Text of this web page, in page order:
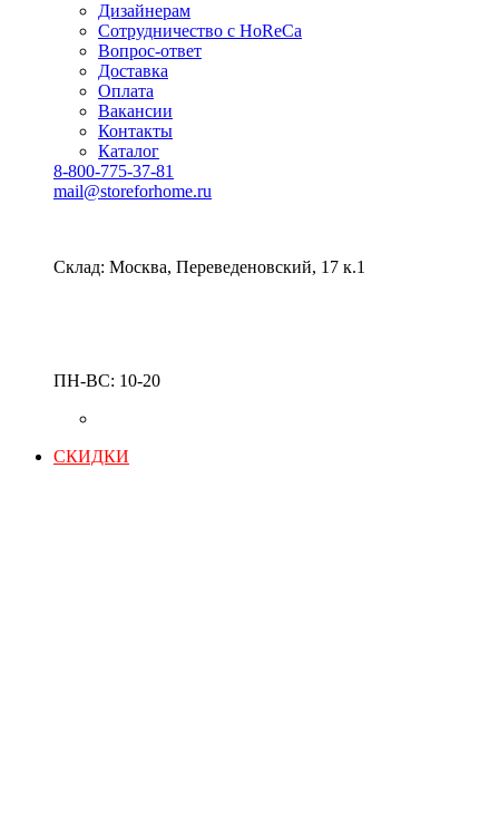
Дизайнерам
Сотрудничество с HoReCa
Вопрос-ответ
Доставка
Оплата
Вакансии
Контакты
Каталог
8-800-775-37-81
mail@storeforhome.ru
Склад: Москва, Переведеновский, 17 к.1
ПН-ВС: 10-20
СКИДКИ